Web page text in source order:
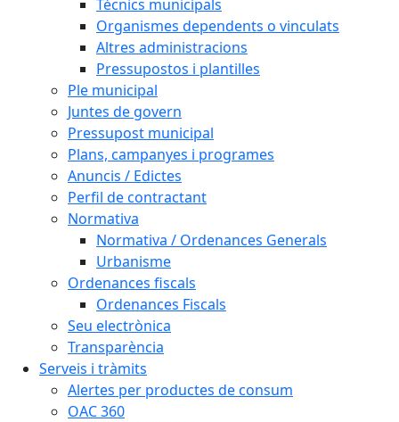
Tècnics municipals
Organismes dependents o vinculats
Altres administracions
Pressupostos i plantilles
Ple municipal
Juntes de govern
Pressupost municipal
Plans, campanyes i programes
Anuncis / Edictes
Perfil de contractant
Normativa
Normativa / Ordenances Generals
Urbanisme
Ordenances fiscals
Ordenances Fiscals
Seu electrònica
Transparència
Serveis i tràmits
Alertes per productes de consum
OAC 360